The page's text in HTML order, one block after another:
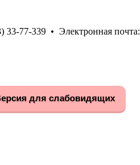
33-77-339 • Электронная почта:
для слабовидящих